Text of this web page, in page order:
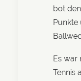
bot
Punkte
Es war
Tennis